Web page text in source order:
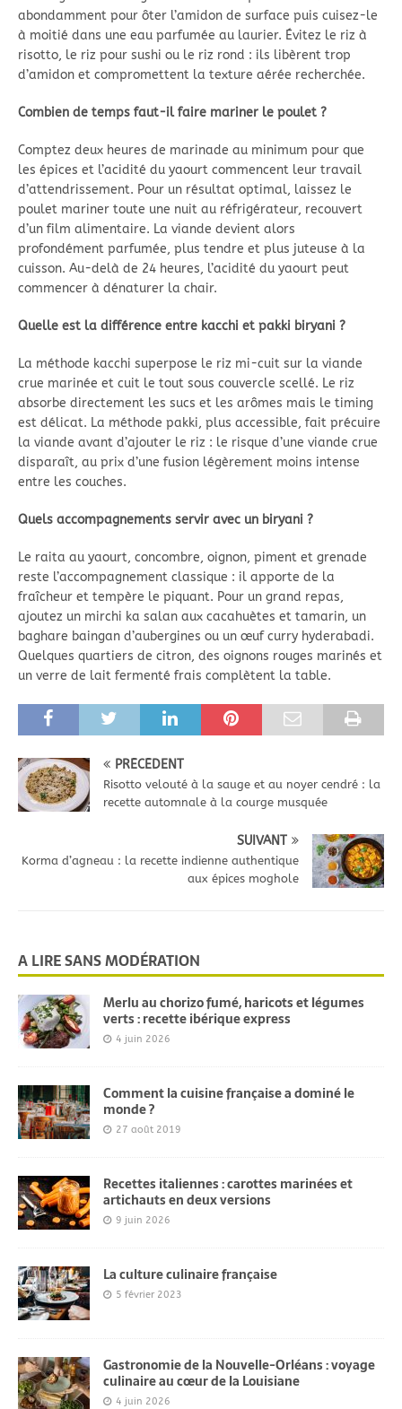
abondamment pour ôter l’amidon de surface puis cuisez-le
à moitié dans une eau parfumée au laurier. Évitez le riz à
risotto, le riz pour sushi ou le riz rond : ils libèrent trop
d’amidon et compromettent la texture aérée recherchée.
Combien de temps faut-il faire mariner le poulet ?
Comptez deux heures de marinade au minimum pour que
les épices et l’acidité du yaourt commencent leur travail
d’attendrissement. Pour un résultat optimal, laissez le
poulet mariner toute une nuit au réfrigérateur, recouvert
d’un film alimentaire. La viande devient alors
profondément parfumée, plus tendre et plus juteuse à la
cuisson. Au-delà de 24 heures, l’acidité du yaourt peut
commencer à dénaturer la chair.
Quelle est la différence entre kacchi et pakki biryani ?
La méthode kacchi superpose le riz mi-cuit sur la viande
crue marinée et cuit le tout sous couvercle scellé. Le riz
absorbe directement les sucs et les arômes mais le timing
est délicat. La méthode pakki, plus accessible, fait précuire
la viande avant d’ajouter le riz : le risque d’une viande crue
disparaît, au prix d’une fusion légèrement moins intense
entre les couches.
Quels accompagnements servir avec un biryani ?
Le raita au yaourt, concombre, oignon, piment et grenade
reste l’accompagnement classique : il apporte de la
fraîcheur et tempère le piquant. Pour un grand repas,
ajoutez un mirchi ka salan aux cacahuètes et tamarin, un
baghare baingan d’aubergines ou un œuf curry hyderabadi.
Quelques quartiers de citron, des oignons rouges marinés et
un verre de lait fermenté frais complètent la table.
PRÉCÉDENT
Risotto velouté à la sauge et au noyer cendré : la
recette automnale à la courge musquée
SUIVANT
Korma d’agneau : la recette indienne authentique
aux épices moghole
A LIRE SANS MODÉRATION
Merlu au chorizo fumé, haricots et légumes
verts : recette ibérique express
4 juin 2026
Comment la cuisine française a dominé le
monde ?
27 août 2019
Recettes italiennes : carottes marinées et
artichauts en deux versions
9 juin 2026
La culture culinaire française
5 février 2023
Gastronomie de la Nouvelle-Orléans : voyage
culinaire au cœur de la Louisiane
4 juin 2026